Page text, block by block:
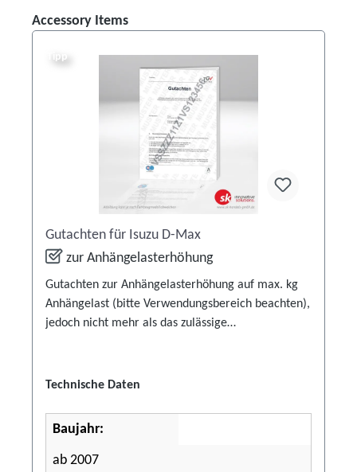
Produktgalerie überspringen
Accessory Items
Tipp
Gutachten für Isuzu D-Max
zur Anhängelasterhöhung
Gutachten zur Anhängelasterhöhung auf max. kg
Anhängelast (bitte Verwendungsbereich beachten),
jedoch nicht mehr als das zulässige
ausreichenden D-Wert. Die Abnahme durch eine
etc.) ist notwendig! Bitte vergleichen Sie die Werte
(D-Wert & Stützlast) Ihrer Anhängerkupplung mit
unserem Verwendungsbereich!Sollten diese Werte
Technische Daten
Baujahr:
ab 2007